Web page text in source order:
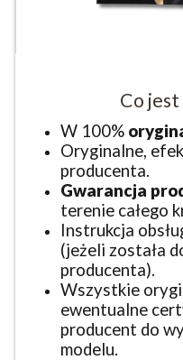
Co
W 100%
Oryginalne,
producenta.
Gwarancja
terenie całego
Instrukcja
(jeżeli została
producenta).
Wszystkie
ewentualne
producent do
modelu.